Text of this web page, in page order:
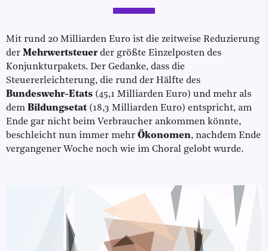
Mit rund 20 Milliarden Euro ist die zeitweise Reduzierung
der Mehrwertsteuerder größte Einzelposten des
Konjunkturpakets. Der Gedanke, dass die
Steuererleichterung, die rund der Hälfte des
Bundeswehr-Etats (45,1 Milliarden Euro) und mehr als
dem Bildungsetat (18,3 Milliarden Euro) entspricht, am
Ende gar nicht beim Verbraucher ankommen könnte,
beschleicht nun immer mehr Ökonomen, nachdem Ende
vergangener Woche noch wie im Choral gelobt wurde.